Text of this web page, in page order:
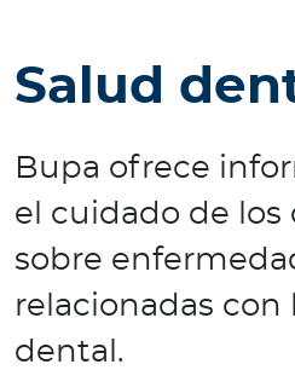
s
m
r
e
a
Salud
Bupa ofrece
el cuidado de los
sobre
relacionadas con
dental.